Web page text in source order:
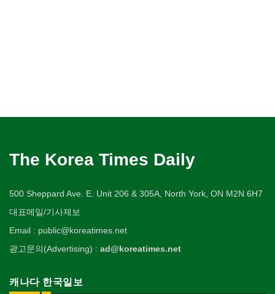
The Korea Times Daily
500 Sheppard Ave. E. Unit 206 & 305A, North York, ON M2N 6H7
대표메일/기사제보
Email : public@koreatimes.net
광고문의(Advertising) : ad@koreatimes.net
캐나다 한국일보